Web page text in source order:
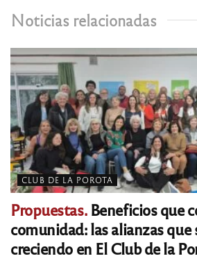
Noticias relacionadas
CLUB DE LA POROTA
Propuestas.Beneficios que
comunidad: las alianzas que
creciendo en El Club de la